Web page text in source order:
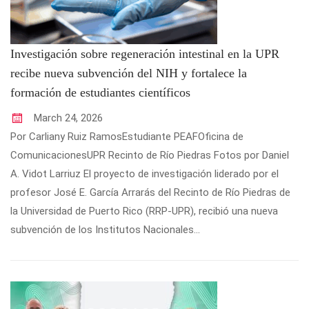
Investigación sobre regeneración intestinal en la UPR
recibe nueva subvención del NIH y fortalece la
formación de estudiantes científicos
March 24, 2026
Por Carliany Ruiz RamosEstudiante PEAFOficina de
ComunicacionesUPR Recinto de Río Piedras Fotos por Daniel
A. Vidot Larriuz El proyecto de investigación liderado por el
profesor José E. García Arrarás del Recinto de Río Piedras de
la Universidad de Puerto Rico (RRP-UPR), recibió una nueva
subvención de los Institutos Nacionales...